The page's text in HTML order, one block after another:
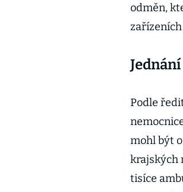
odměn,
Podle
mohl být
krajských
tisíce